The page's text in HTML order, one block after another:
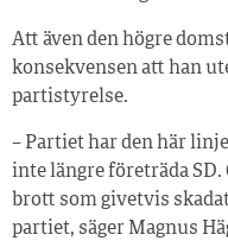
Att även den högre
konsekvensen att han
partistyrelse.
– Partiet har den här
inte längre företräda
brott som givetvis
partiet, säger Magnus